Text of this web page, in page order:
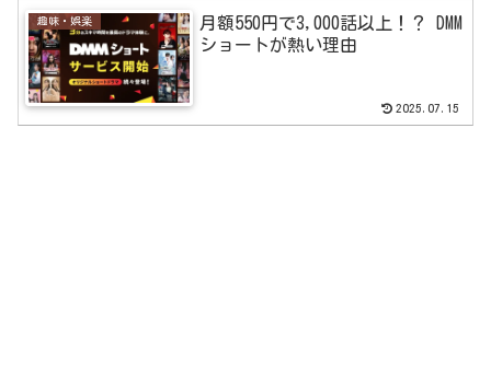
趣味・娯楽
月額550円で3,000話以上！？ DMM
ショートが熱い理由
2025.07.15